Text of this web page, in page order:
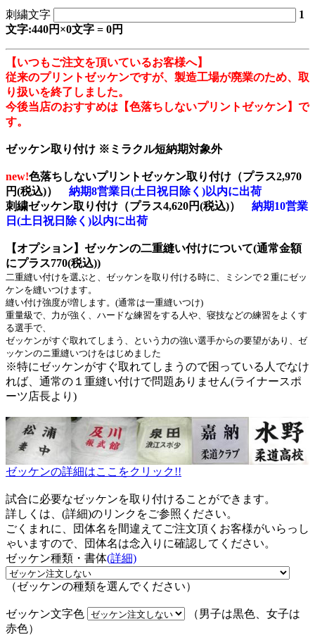
刺繍文字
1
文字:440円×0文字 = 0円
【いつもご注文を頂いているお客様へ】
従来のプリントゼッケンですが、製造工場が廃業のため、取
り扱いを終了しました。
今後当店のおすすめは【色落ちしないプリントゼッケン】で
す。
ゼッケン取り付け ※ミラクル短納期対象外
new!色落ちしないプリントゼッケン取り付け（プラス2,970
円(税込)） 納期8営業日(土日祝日除く)以内に出荷
刺繍ゼッケン取り付け（プラス4,620円(税込)） 納期10営業
日(土日祝日除く)以内に出荷
【オプション】ゼッケンの二重縫い付けについて(通常金額
にプラス770(税込))
二重縫い付けを選ぶと、ゼッケンを取り付ける時に、ミシンで２重にゼッ
ケンを縫いつけます。
縫い付け強度が増します。(通常は一重縫いつけ)
重量級で、力が強く、ハードな練習をする人や、寝技などの練習をよくす
る選手で、
ゼッケンがすぐ取れてしまう、という力の強い選手からの要望があり、ゼ
ッケンのニ重縫いつけをはじめました
※特にゼッケンがすぐ取れてしまうので困っている人でなけ
れば、通常の１重縫い付けで問題ありません(ライナースポ
ーツ店長より)
ゼッケンの詳細はここをクリック!!
試合に必要なゼッケンを取り付けることができます。
詳しくは、(詳細)のリンクをご参照ください。
ごくまれに、団体名を間違えてご注文頂くお客様がいらっし
ゃいますので、団体名は念入りに確認してください。
ゼッケン種類・書体(詳細)
（ゼッケンの種類を選んでください）
ゼッケン文字色
（男子は黒色、女子は
赤色）